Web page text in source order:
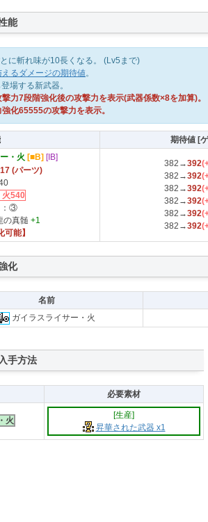
能
に斬れ味が10長くなる。 (Lv5まで)
えるダメージの期待値。
場する新武器。
力7段階強化後の攻撃力を表示(武器係数×8を加算)。
化65555の攻撃力を表示。
期待値 [
・火 [■B] [IB]
(パーツ)
火540
：③
の真髄 +1
可能】
382→392
382→392
382→392
382→392
382→392
382→392
化
名前
ガイラスライサー・火
手方法
必要素材
火
[生産]
昇華された武器 x1